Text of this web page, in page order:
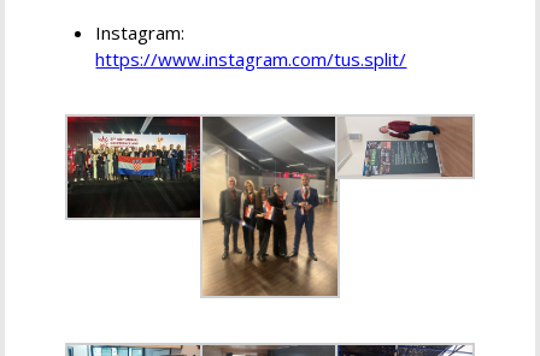
Instagram:
https://www.instagram.com/tus.split/